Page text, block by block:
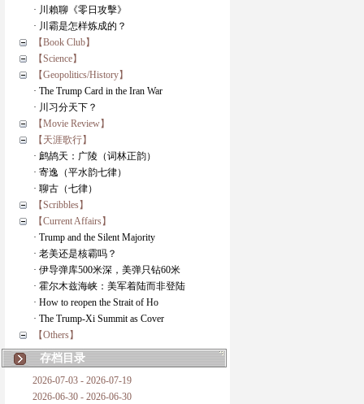
· 川賴聊《零日攻擊》
· 川霸是怎样炼成的？
【Book Club】
【Science】
【Geopolitics/History】
· The Trump Card in the Iran War
· 川习分天下？
【Movie Review】
【天涯歌行】
· 鹧鸪天：广陵（词林正韵）
· 寄逸（平水韵七律）
· 聊古（七律）
【Scribbles】
【Current Affairs】
· Trump and the Silent Majority
· 老美还是核霸吗？
· 伊导弹库500米深，美弹只钻60米
· 霍尔木兹海峡：美军着陆而非登陆
· How to reopen the Strait of Ho
· The Trump-Xi Summit as Cover
【Others】
存档目录
2026-07-03 - 2026-07-19
2026-06-30 - 2026-06-30